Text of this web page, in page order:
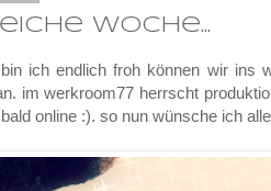
woche...
ich endlich froh können wir ins
im werkroom77 herrscht
online :). so nun wünsche ich